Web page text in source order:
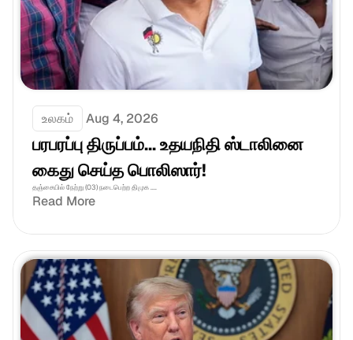
உலகம் Aug 4, 2026
பரபரப்பு திருப்பம்... உதயநிதி ஸ்டாலினை
கைது செய்த பொலிஸார்!
தஞ்சையில் நேற்று (03) நடைபெற்ற திமுக ....
Read More